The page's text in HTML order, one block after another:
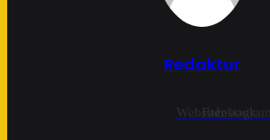
Redaktur
WebsiteFacebook
Instagram